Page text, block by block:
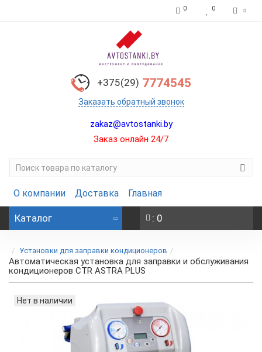
0 0
+375(29) 7774545
Заказать обратный звонок
zakaz@avtostanki.by
Заказ онлайн 24/7
О компании Доставка Главная
Каталог : 0
Установки для заправки кондиционеров
Автоматическая установка для заправки и обслуживания
кондиционеров CTR ASTRA PLUS
Нет в наличии